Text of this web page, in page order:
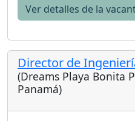
Ver detalles de la
Director de
(Dreams Playa Bonita
Panamá)